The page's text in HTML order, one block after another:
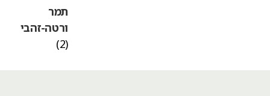
תמר
ורטה-זהבי